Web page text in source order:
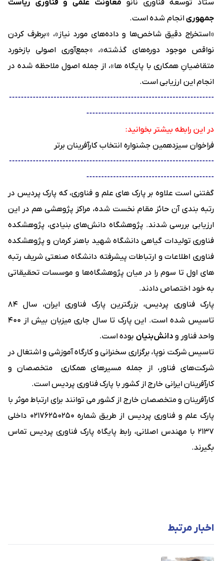
ستاد توسعه فناوری نانو معاونت علمی و فناوری ریاست
جمهوری انجام شده است.
«استخراج دقیق شاخص‌ها و داده‌های مورد نیاز»، «برطرف کردن
نواقص موجود دوره‌های گذشته»، «جمع‌آوری اصولی بازخورد
متقاضیانِ همکاری با پایگاه ها»، از جمله اصول ملاحظه شده در
انجام این ارزیابی است.
---------------------------------------------------------------------
-------------------------------------------
در این رابطه بیشتر بخوانید:
فراخوان سیزدهمین جشنواره انتخاب کارآفرینان برتر
---------------------------------------------------------------------
-------------------------------------------
گفتنی است علاوه بر پارک های علم و فناوری، که پارک پردیس در
رتبه بندی آن حائز مقام نخست شده، مراکز پژوهشی هم در این
ارزیابی بررسی شدند. پژوهشگاه دانش‌های بنیادی، پژوهشکده
فناوری تولیدات گیاهی دانشگاه شهید باهنر کرمان و پژوهشکده
فناوری اطلاعات و ارتباطات پیشرفته دانشگاه صنعتی شریف رتبه
های اول تا سوم را در میان پژوهشگاه‌ها و موسسات تحقیقاتی
به خود اختصاص دادند.
پارک فناوری پردیس، بزرگترین پارک فناوری ایران، سال 84
تاسیس شده است. این پارک تا سال جاری میزبان بیش از 400
واحد فناور و دانش‌بنیان بوده است.
تاسیس شرکت نوپا، برگزاری سخنرانی و کارگاه آموزشی و اشتغال در
شرکت‌های فناور، از جمله مسیرهای همکاری متخصصان و
کارآفرینان ایرانی خارج از کشور با پارک فناوری پردیس است.
کارآفرینان و متخصصان خارج از کشور می توانند برای ارتباط موثر با
پارک علم و فناوری پردیس از طریق شماره 02176250250 داخلی
2137 با مهندس اصلانی، رابط پایگاه پارک فناوری پردیس تماس
بگیرند.
اخبار مرتبط